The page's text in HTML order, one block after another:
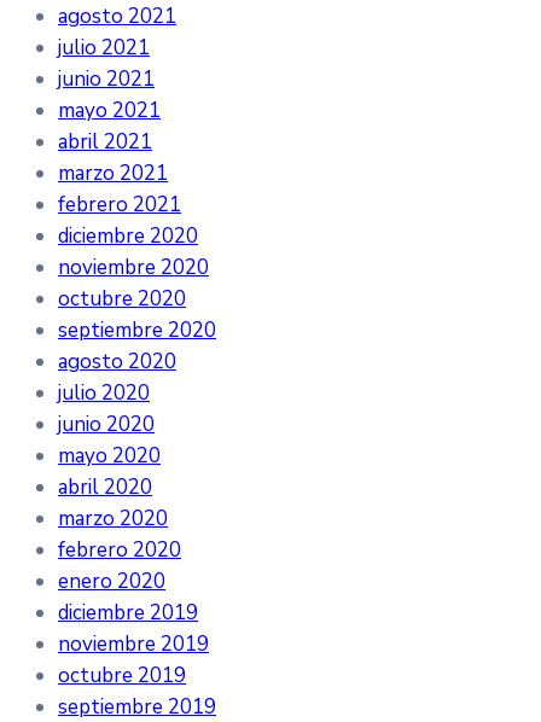
agosto 2021
julio 2021
junio 2021
mayo 2021
abril 2021
marzo 2021
febrero 2021
diciembre 2020
noviembre 2020
octubre 2020
septiembre 2020
agosto 2020
julio 2020
junio 2020
mayo 2020
abril 2020
marzo 2020
febrero 2020
enero 2020
diciembre 2019
noviembre 2019
octubre 2019
septiembre 2019